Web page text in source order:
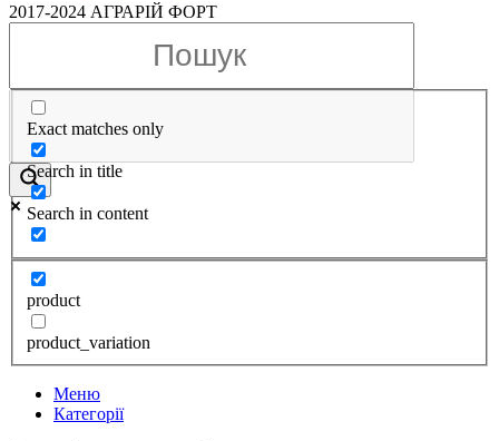
2017-2024 АГРАРІЙ ФОРТ
Exact matches only
Search in title
Search in content
product
product_variation
Меню
Категорії